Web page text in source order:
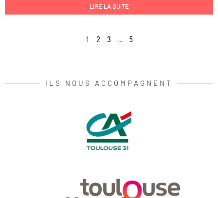
LIRE LA SUITE
1 2 3 … 5
ILS NOUS ACCOMPAGNENT